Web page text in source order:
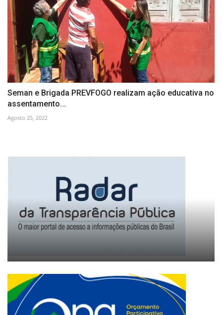
Seman e Brigada PREVFOGO realizam ação educativa no
assentamento...
Agosto 25, 2022